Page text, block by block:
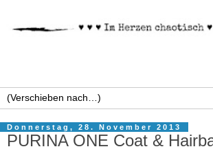
Donnerstag, 28. November 2013
PURINA ONE Coat &